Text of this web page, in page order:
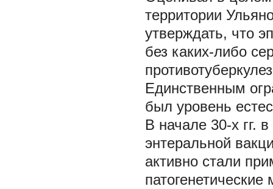
территории
утверждать, что
без каких-либо
Единственным
был уровень
В начале 30-х гг.
энтеральной
активно стали